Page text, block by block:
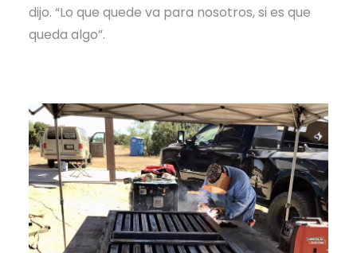
dijo. “Lo que quede va para nosotros, si es que
queda algo”.